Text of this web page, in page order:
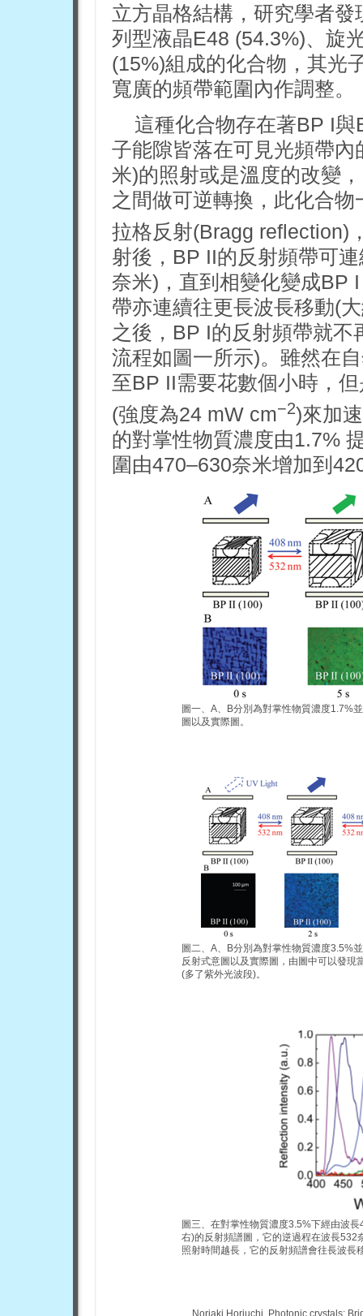
立方晶格結構，研究學者
列型液晶E48 (54.3%)、旋
(15%)組成的化合物，其光
寬廣的頻帶範圍內作調整。
這種化合物存在著BP I
子能隙皆落在可見光頻帶
米)的照射或是溫度的改變
之間做可逆轉換，此化合
拉格反射(Bragg reflection)
射後，BP II的反射頻帶可
奈米)，直到相變化變成BP
帶亦連續往更長波長移動(
之後，BP I的反射頻帶就
流程如圖一所示)。雖然在
至BP II需要花數個小時，
(強度為24 mW cm−2)來加
的對掌性物質濃度由1.7%
圍由470–630奈米增加到
圖一、A、B分別為對掌性物質濃度1.7%
圖以及實際圖。
圖二、A、B分別為對掌性物質濃度3.5%
反射式意圖以及實際圖，由圖中可以發
(多了紫外光波段)。
圖三、在對掌性物質濃度3.5%下經由波
右)的反射頻譜圖，它的逆過程在波長532
照射時間越長，它的反射頻譜會往長波長